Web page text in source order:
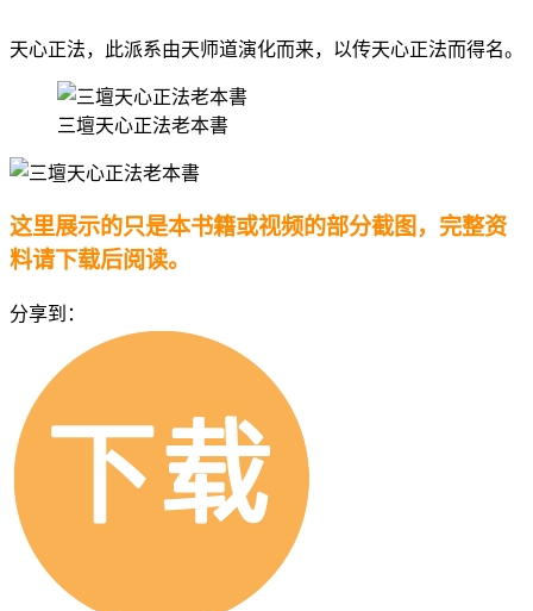
天心正法，此派系由天师道演化而来，以传天心正法而得名。
三壇天心正法老本書
这里展示的只是本书籍或视频的部分截图，完整资
料请下载后阅读。
分享到：